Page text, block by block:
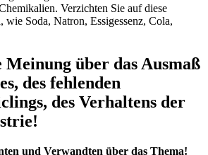
Verzichten Sie auf diese
wie Soda, Natron, Essigessenz, Cola,
Meinung über das Ausmaß
des fehlenden
des Verhaltens der
und Verwandten über das Thema!